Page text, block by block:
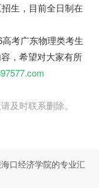
生，目前全日制在
考广东物理类考生
，希望对大家有所
及时联系删除。
口经济学院的专业汇